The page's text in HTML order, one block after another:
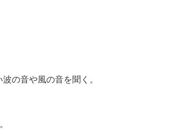
の音や風の音を聞く。